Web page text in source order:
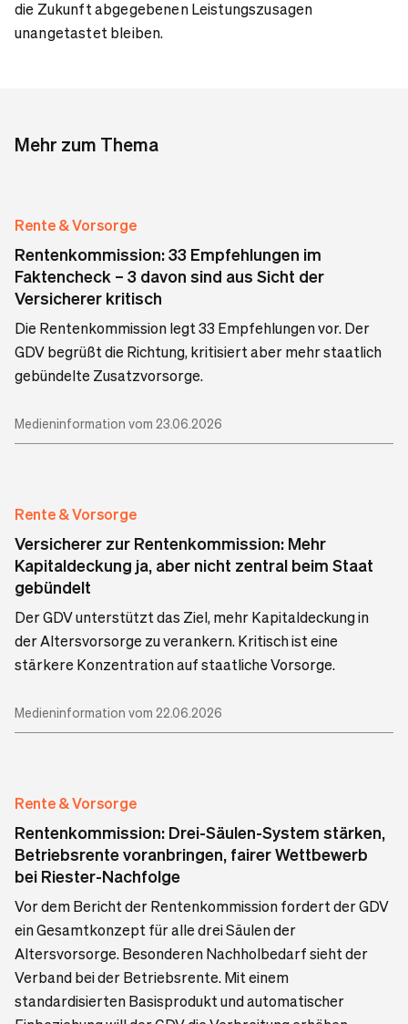
die Zukunft abgegebenen Leistungszusagen
unangetastet bleiben.
Mehr zum Thema
Rente & Vorsorge
Rentenkommission: 33 Empfehlungen im
Faktencheck – 3 davon sind aus Sicht der
Versicherer kritisch
Die Rentenkommission legt 33 Empfehlungen vor. Der
GDV begrüßt die Richtung, kritisiert aber mehr staatlich
gebündelte Zusatzvorsorge.
Medieninformation vom 23.06.2026
Rente & Vorsorge
Versicherer zur Rentenkommission: Mehr
Kapitaldeckung ja, aber nicht zentral beim Staat
gebündelt
Der GDV unterstützt das Ziel, mehr Kapitaldeckung in
der Altersvorsorge zu verankern. Kritisch ist eine
stärkere Konzentration auf staatliche Vorsorge.
Medieninformation vom 22.06.2026
Rente & Vorsorge
Rentenkommission: Drei-Säulen-System stärken,
Betriebsrente voranbringen, fairer Wettbewerb
bei Riester-Nachfolge
Vor dem Bericht der Rentenkommission fordert der GDV
ein Gesamtkonzept für alle drei Säulen der
Altersvorsorge. Besonderen Nachholbedarf sieht der
Verband bei der Betriebsrente. Mit einem
standardisierten Basisprodukt und automatischer